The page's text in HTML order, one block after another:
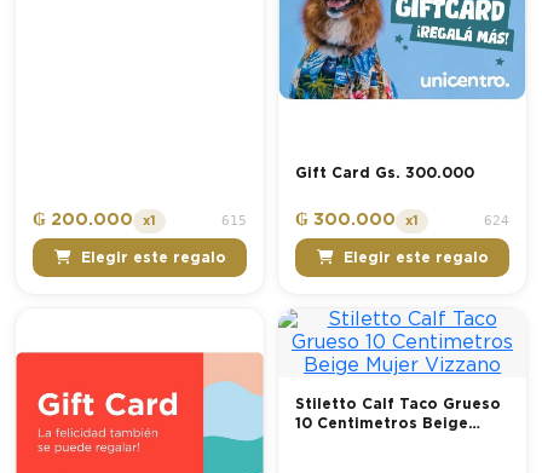
₲ 200.000 x1 615
Elegir este regalo
Gift Card Gs. 300.000
₲ 300.000 x1 624
Elegir este regalo
Stiletto Calf Taco Grueso
10 Centimetros Beige